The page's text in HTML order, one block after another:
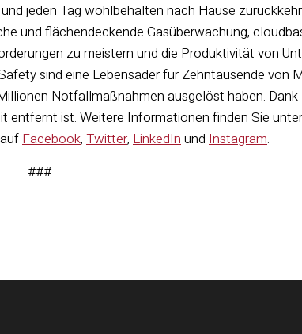
jeden Tag wohlbehalten nach Hause
und flächendeckende Gasüberwachung,
zu meistern und die Produktivität von
sind eine Lebensader für Zehntausende von
Notfallmaßnahmen ausgelöst haben.
entfernt ist. Weitere Informationen finden Sie unter
Facebook, Twitter, LinkedInund Instagram.
###